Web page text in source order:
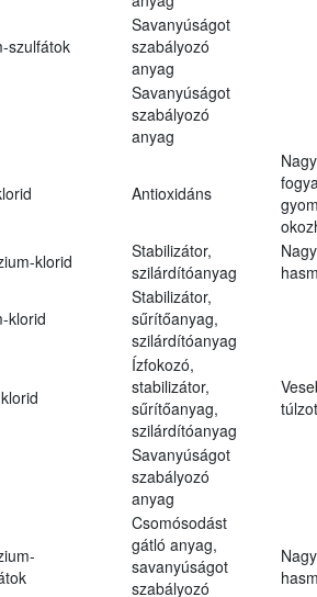
szulfátok
Savanyúságot
szabályozó
anyag
Savanyúságot
szabályozó
anyag
Antioxidáns
klorid
Stabilizátor,
szilárdítóanyag
klorid
Stabilizátor,
sűrítőanyag,
szilárdítóanyag
Ízfokozó,
stabilizátor,
sűrítőanyag,
szilárdítóanyag
Savanyúságot
szabályozó
anyag
Csomósodást
gátló anyag,
savanyúságot
szabályozó